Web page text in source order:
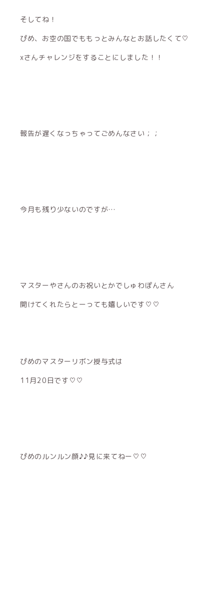
そしてね！
ぴめ、お空の国でももっとみんなとお話したくて♡
xさんチャレンジをすることにしました！！
報告が遅くなっちゃってごめんなさい︎；；
今月も残り少ないのですが…
マスターやさんのお祝いとかでしゅわぽんさん
開けてくれたらとーっても嬉しいです♡♡
ぴめのマスターリボン授与式は
11月20日です♡♡
ぴめのルンルン顔♪♪見に来てねー♡♡